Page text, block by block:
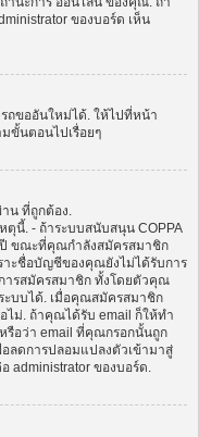
ของบอร์ด เห็น
ถขออันใหม่ได้. ให้ไปที่หน้า
ขั้นตอนไปเรื่อยๆ
น ที่ถูกต้อง.
ตุนี้. - ถ้าระบบสนับสนุน COPPA
ขณะที่คุณกำลังสมัครสมาชิก
ะชื่อบัญชีของคุณยังไม่ได้รับการ
ารสมัครสมาชิก ทั้งโดยตัวคุณ
ะบบได้. เมื่อคุณสมัครสมาชิก
ไม่. ถ้าคุณได้รับ email ก็ให้ทำ
อว่า email ที่คุณกรอกนั้นถูก
ลดการปลอมแปลงตัวเข้ามาสู่
administrator ของบอร์ด.